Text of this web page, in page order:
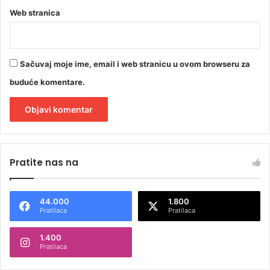
Web stranica
Sačuvaj moje ime, email i web stranicu u ovom browseru za
buduće komentare.
t
n
t
Pratite nas na
44.000
Pratilaca
1.800
Pratilaca
1.400
Pratilaca